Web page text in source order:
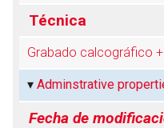
Abrir menú principal
Técnica
Grabado calcográfico +
Adminstrative
Fecha de